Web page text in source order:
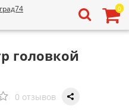
0
головкой
0 отзывов